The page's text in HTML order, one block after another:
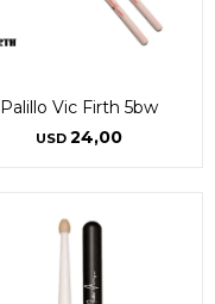
Palillo Vic Firth 5bw
USD 24,00